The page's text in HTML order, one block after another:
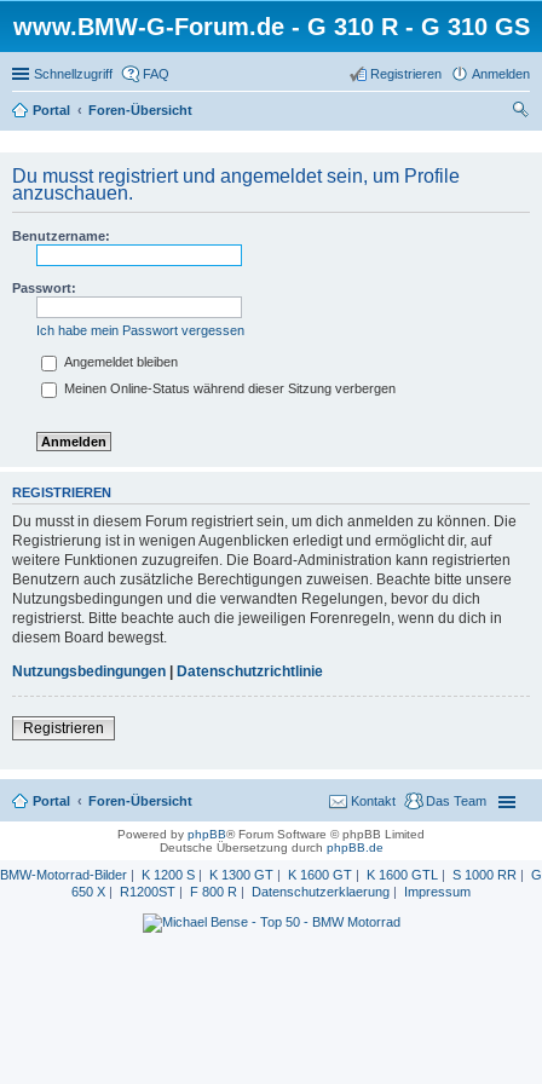
www.BMW-G-Forum.de - G 310 R - G 310 GS
Schnellzugriff FAQ Anmelden
Registrieren
Portal
Foren-Übersicht
Du musst registriert und angemeldet sein, um Profile
anzuschauen.
Benutzername:
Passwort:
Ich habe mein Passwort vergessen
Angemeldet bleiben
Meinen Online-Status während dieser Sitzung verbergen
REGISTRIEREN
Du musst in diesem Forum registriert sein, um dich anmelden zu können. Die
Registrierung ist in wenigen Augenblicken erledigt und ermöglicht dir, auf
weitere Funktionen zuzugreifen. Die Board-Administration kann registrierten
Benutzern auch zusätzliche Berechtigungen zuweisen. Beachte bitte unsere
Nutzungsbedingungen und die verwandten Regelungen, bevor du dich
registrierst. Bitte beachte auch die jeweiligen Forenregeln, wenn du dich in
diesem Board bewegst.
Nutzungsbedingungen | Datenschutzrichtlinie
Registrieren
Portal Foren-Übersicht Das Team
Kontakt
Powered by phpBB® Forum Software © phpBB Limited
Deutsche Übersetzung durch phpBB.de
BMW-Motorrad-Bilder | K 1200 S | K 1300 GT | K 1600 GT | K 1600 GTL | S 1000 RR | G
650 X | R1200ST | F 800 R | Datenschutzerklaerung | Impressum